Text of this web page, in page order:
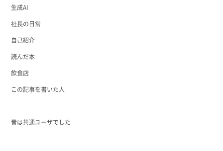
生成AI
社長の日常
自己紹介
読んだ本
飲食店
この記事を書いた人
昔は共通ユーザでした